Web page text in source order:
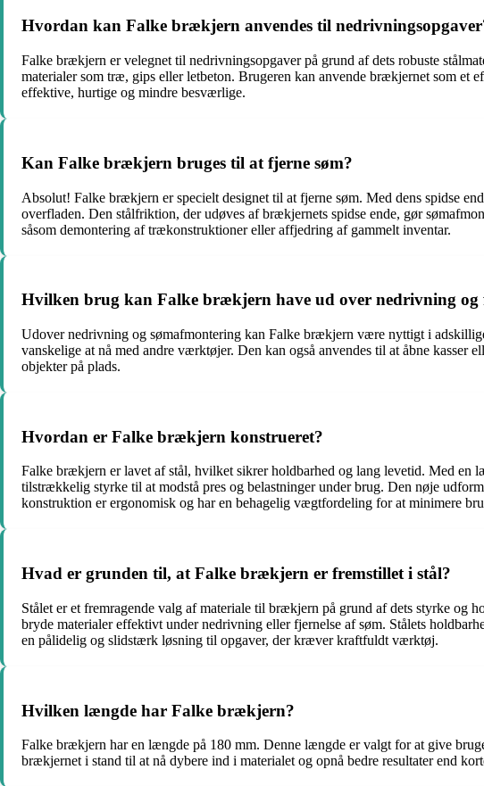
Hvordan kan Falke brækjern anvendes til
Falke brækjern er velegnet til nedrivningsopgaver på grund af dets robuste
materialer som træ, gips eller letbeton. Brugeren kan anvende brækjernet som
effektive, hurtige og mindre besværlige.
Kan Falke brækjern bruges til at fjerne søm?
Absolut! Falke brækjern er specielt designet til at fjerne søm. Med dens spidse
overfladen. Den stålfriktion, der udøves af brækjernets spidse ende, gør
såsom demontering af trækonstruktioner eller affjedring af gammelt inventar.
Hvilken brug kan Falke brækjern have ud over nedrivning og
Udover nedrivning og sømafmontering kan Falke brækjern være nyttigt i
vanskelige at nå med andre værktøjer. Den kan også anvendes til at åbne
objekter på plads.
Hvordan er Falke brækjern konstrueret?
Falke brækjern er lavet af stål, hvilket sikrer holdbarhed og lang levetid. Med en
tilstrækkelig styrke til at modstå pres og belastninger under brug. Den nøje
konstruktion er ergonomisk og har en behagelig vægtfordeling for at minimere
Hvad er grunden til, at Falke brækjern er fremstillet i stål?
Stålet er et fremragende valg af materiale til brækjern på grund af dets styrke og
bryde materialer effektivt under nedrivning eller fjernelse af søm. Stålets
en pålidelig og slidstærk løsning til opgaver, der kræver kraftfuldt værktøj.
Hvilken længde har Falke brækjern?
Falke brækjern har en længde på 180 mm. Denne længde er valgt for at give
brækjernet i stand til at nå dybere ind i materialet og opnå bedre resultater end